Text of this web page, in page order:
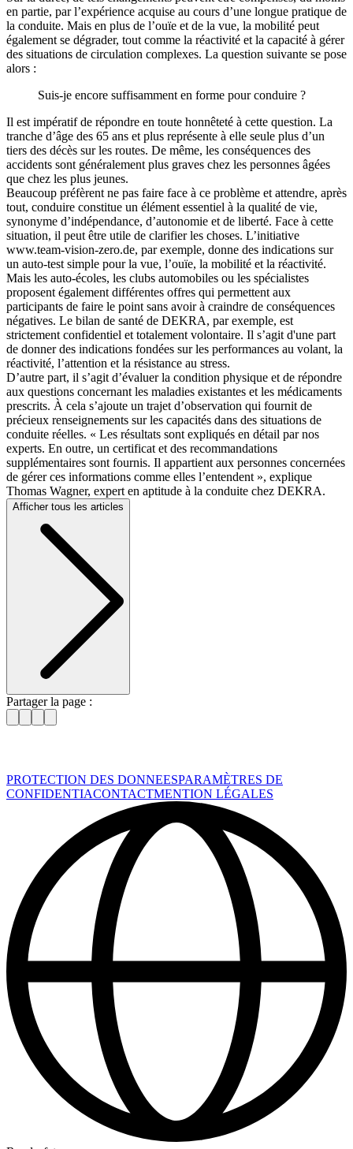
en partie, par l’expérience acquise au cours d’une longue pratique de
la conduite. Mais en plus de l’ouïe et de la vue, la mobilité peut
également se dégrader, tout comme la réactivité et la capacité à gérer
des situations de circulation complexes. La question suivante se pose
alors :
Suis-je encore suffisamment en forme pour conduire ?
Il est impératif de répondre en toute honnêteté à cette question. La
tranche d’âge des 65 ans et plus représente à elle seule plus d’un
tiers des décès sur les routes. De même, les conséquences des
accidents sont généralement plus graves chez les personnes âgées
que chez les plus jeunes.
Beaucoup préfèrent ne pas faire face à ce problème et attendre, après
tout, conduire constitue un élément essentiel à la qualité de vie,
synonyme d’indépendance, d’autonomie et de liberté. Face à cette
situation, il peut être utile de clarifier les choses. L’initiative
www.team-vision-zero.de, par exemple, donne des indications sur
un auto-test simple pour la vue, l’ouïe, la mobilité et la réactivité.
Mais les auto-écoles, les clubs automobiles ou les spécialistes
proposent également différentes offres qui permettent aux
participants de faire le point sans avoir à craindre de conséquences
négatives. Le bilan de santé de DEKRA, par exemple, est
strictement confidentiel et totalement volontaire. Il s’agit d'une part
de donner des indications fondées sur les performances au volant, la
réactivité, l’attention et la résistance au stress.
D’autre part, il s’agit d’évaluer la condition physique et de répondre
aux questions concernant les maladies existantes et les médicaments
prescrits. À cela s’ajoute un trajet d’observation qui fournit de
précieux renseignements sur les capacités dans des situations de
conduite réelles. « Les résultats sont expliqués en détail par nos
experts. En outre, un certificat et des recommandations
supplémentaires sont fournis. Il appartient aux personnes concernées
de gérer ces informations comme elles l’entendent », explique
Thomas Wagner, expert en aptitude à la conduite chez DEKRA.
Afficher tous les articles
Partager la page :
PROTECTION DES DONNEESPARAMÈTRES DE
CONFIDENTIACONTACTMENTION LÉGALES